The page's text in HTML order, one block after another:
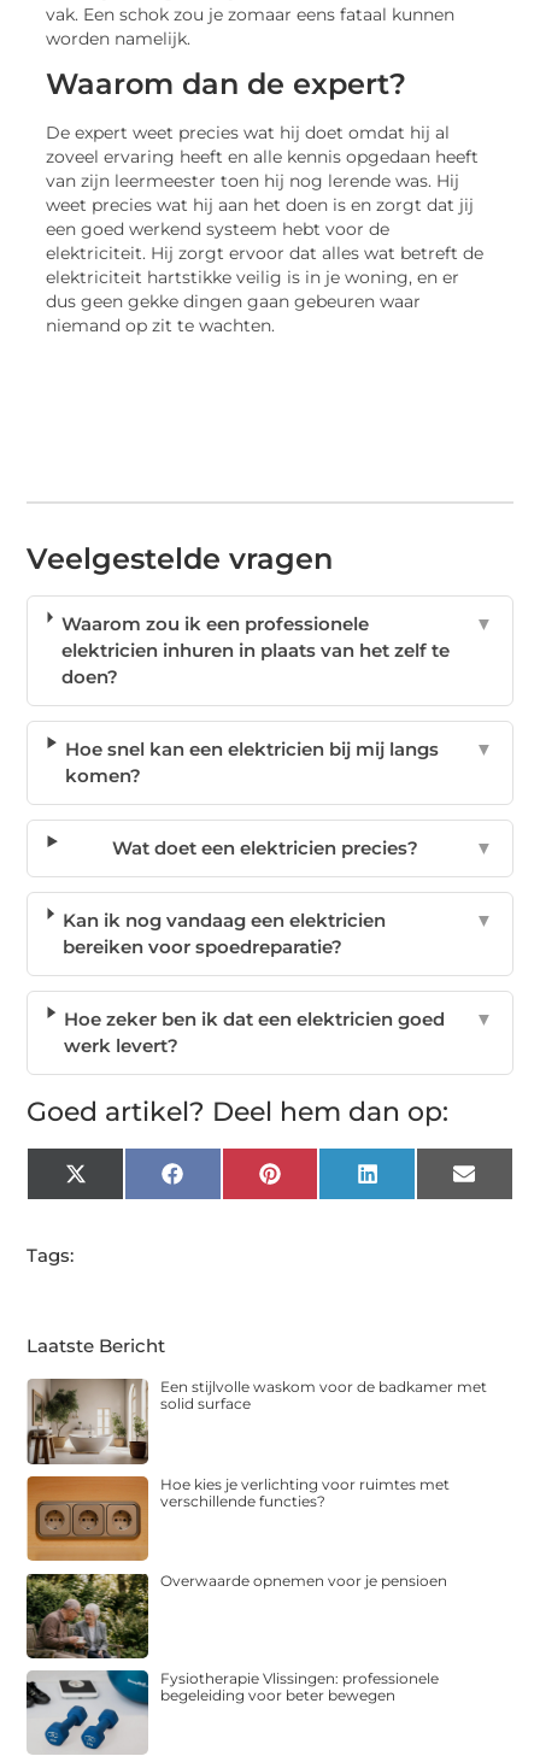
vak. Een schok zou je zomaar eens fataal kunnen
worden namelijk.
Waarom dan de expert?
De expert weet precies wat hij doet omdat hij al
zoveel ervaring heeft en alle kennis opgedaan heeft
van zijn leermeester toen hij nog lerende was. Hij
weet precies wat hij aan het doen is en zorgt dat jij
een goed werkend systeem hebt voor de
elektriciteit. Hij zorgt ervoor dat alles wat betreft de
elektriciteit hartstikke veilig is in je woning, en er
dus geen gekke dingen gaan gebeuren waar
niemand op zit te wachten.
Veelgestelde vragen
Waarom zou ik een professionele
elektricien inhuren in plaats van het zelf te
doen?
▼
Hoe snel kan een elektricien bij mij langs
komen?
▼
Wat doet een elektricien precies? ▼
Kan ik nog vandaag een elektricien
bereiken voor spoedreparatie?
▼
Hoe zeker ben ik dat een elektricien goed
werk levert?
▼
Goed artikel? Deel hem dan op:
X
(Twitter)
FacebookPinterest LinkedIn Email
Tags:
Laatste Bericht
Een stijlvolle waskom voor de badkamer met
solid surface
Hoe kies je verlichting voor ruimtes met
verschillende functies?
Overwaarde opnemen voor je pensioen
Fysiotherapie Vlissingen: professionele
begeleiding voor beter bewegen